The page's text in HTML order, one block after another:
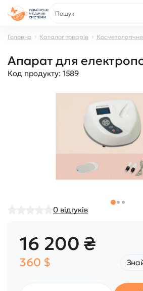
Головна Каталог товарів
Апарат для
Код продукту: 1589
0 відгуків
16 200 ₴
360 $